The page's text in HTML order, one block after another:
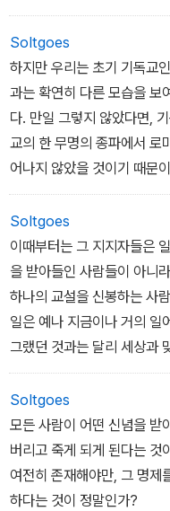
다. 누가 자신의 겉옷을 가
내일을 염려해서는 안 된다
가난한 사람들에게 주어야
그들이 이런 것들을 믿는다
다. 사람들이 어떤 것을 옳다
인지를 들어본 적이 없어서,
그것이 옳다는 것을 믿는 것
규범들을 그런 식으로 믿는
기 위해서는 그 규범들이 그
에 의거해서 실제로 행동을
음을 지니고 있다고 말할 수
들을 공격하거나, 자신들이
를 정당화하는 데에 그 규범
차 없는 수많은 행위들을 그
이 마치 자기가 다른 사람들
고 생각해서, 정말 정나미가
다.
SoItgoes
하지만 우리는 초기 기독교
과는 확연히 다른 모습을 보
다. 만일 그렇지 않았다면,
교의 한 무명의 종파에서 로
어나지 않았을 것이기 때문
기독교인들이 얼마나 서로
(오늘날에는 아무도 이런 말
이후의 그 어떤 기독교인들
더 생생하게 느끼고 있었음
기독교가 1,800년의 세월
확장해 나가지를 못하고서,
들에게만 국한되어 있는 주
그런 모습을 상실했기 때문
반 신자들보다 훨씬 더 진지
히 큰 의미를 부여하여 엄격
에도, 그들의 지성 속에서
들에게 영향을 미치고 있는
SoItgoes
이때부터는 그 지지자들은
을 받아들인 사람들이 아니
하나의 교설을 신봉하는 사
일은 예나 지금이나 거의 일
그랬던 것과는 달리 세상과
그들 편으로 끌어들이기 위
물러나서, 자신들이 지지하
수 있는 한 귀 기울여 듣지도
이는 번거로움도 피하려고
력이 쇠퇴하기 시작한 때라
SoItgoes
모든 사람이 어떤 신념을 받
버리고 죽게 되게 된다는 것
여전히 존재해야만, 그 명제
하다는 것이 정말인가?